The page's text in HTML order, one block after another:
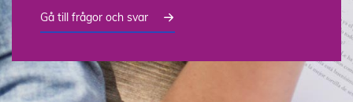
Gå till frågor och svar